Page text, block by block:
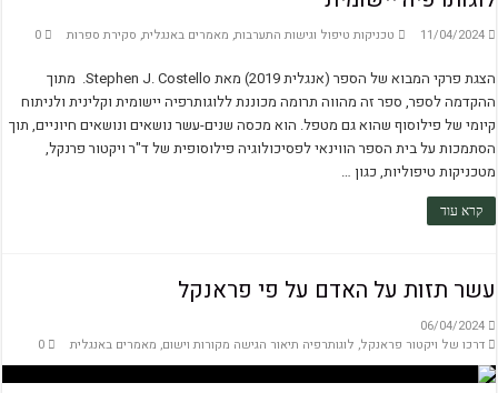
11/04/2024 טכניקות טיפול וגישות התערבות, מאמרים באנגלית, סקירת ספרות 0
הצגת פרקי המבוא של הספר (אנגלית 2019) מאת Stephen J. Costello. מתוך
ההקדמה לספר, ספר זה מהווה תרומה מכוננת ללוגותרפיה יישומית וקלינית ולניתוח
קיומי של פילוסוף שהוא גם מטפל. הוא מכסה שנים-עשר נושאים ונושאים חיוניים, תוך
הסתמכות על בית הספר הווינאי לפסיכולוגיה פילוסופית של ד"ר ויקטור פרנקל,
מטכניקות טיפוליות, כגון …
קרא עוד
עשר תזות על האדם על פי פראנקל
06/04/2024
דרכו של ויקטור פראנקל, לוגותרפיה תיאור הגישה מקורות וישום, מאמרים באנגלית 0